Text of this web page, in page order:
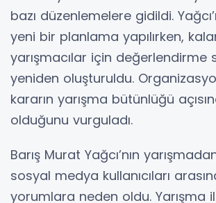
bazı düzenlemelere gidildi.
yeni bir planlama yapılırken,
yarışmacılar için değerlendirme
yeniden oluşturuldu.
kararın yarışma bütünlüğü
olduğunu vurguladı.
Barış Murat Yağcı’nın
sosyal medya kullanıcıları
yorumlara neden oldu. Yarışma